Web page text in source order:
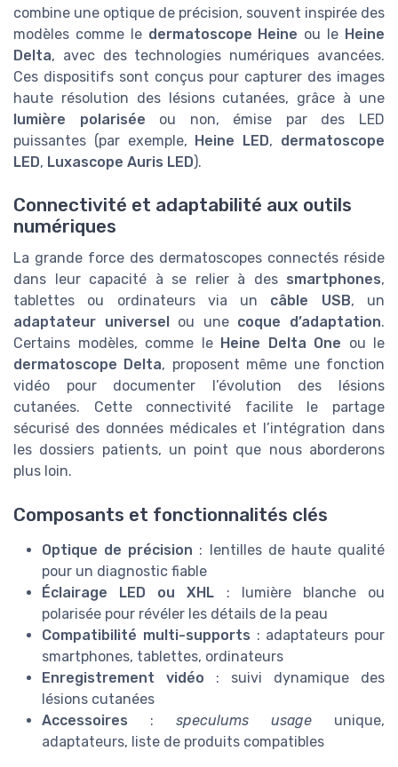
combine une optique de précision, souvent inspirée des
modèles comme le dermatoscope Heine ou le Heine
Delta, avec des technologies numériques avancées.
Ces dispositifs sont conçus pour capturer des images
haute résolution des lésions cutanées, grâce à une
lumière polarisée ou non, émise par des LED
puissantes (par exemple, Heine LED, dermatoscope
LED, Luxascope Auris LED).
Connectivité et adaptabilité aux outils
numériques
La grande force des dermatoscopes connectés réside
dans leur capacité à se relier à des smartphones,
tablettes ou ordinateurs via un câble USB, un
adaptateur universel
ou une coque d’adaptation.
Certains modèles, comme le Heine Delta One ou le
dermatoscope Delta, proposent même une fonction
vidéo pour documenter l’évolution des lésions
cutanées. Cette connectivité facilite le partage
sécurisé des données médicales et l’intégration dans
les dossiers patients, un point que nous aborderons
plus loin.
Composants et fonctionnalités clés
Optique de précision : lentilles de haute qualité
pour un diagnostic fiable
Éclairage LED ou XHL : lumière blanche ou
polarisée pour révéler les détails de la peau
Compatibilité multi-supports : adaptateurs pour
smartphones, tablettes, ordinateurs
Enregistrement vidéo : suivi dynamique des
lésions cutanées
Accessoires : speculums usage unique,
adaptateurs, liste de produits compatibles